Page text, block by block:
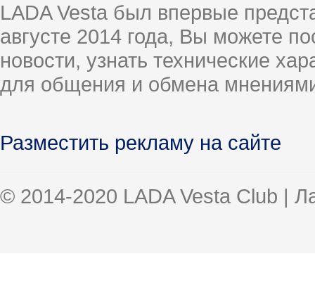
LADA Vesta был впервые
августе 2014 года, Вы можете
новости, узнать технические
для общения и обмена
Разместить рекламу на сайте
© 2014-2020 LADA Vesta Club |